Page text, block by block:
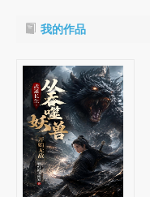
我的作品